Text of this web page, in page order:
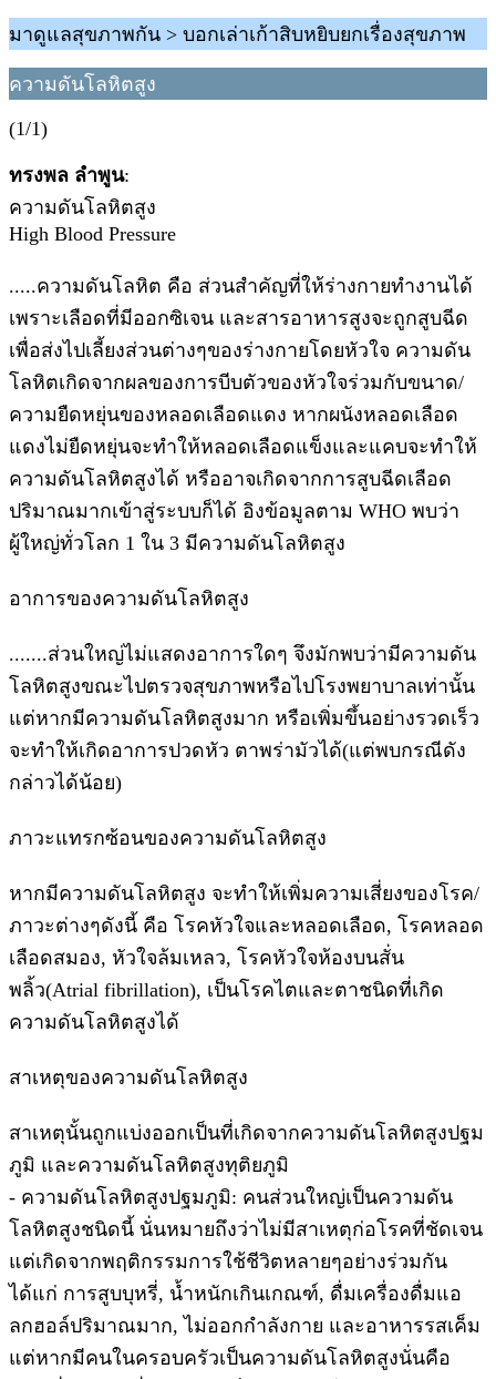
มาดูแลสุขภาพกัน > บอกเล่าเก้าสิบหยิบยกเรื่องสุขภาพ
ความดันโลหิตสูง
(1/1)
ทรงพล ลำพูน:
ความดันโลหิตสูง
High Blood Pressure
.....ความดันโลหิต คือ ส่วนสำคัญที่ให้ร่างกายทำงานได้
เพราะเลือดที่มีออกซิเจน และสารอาหารสูงจะถูกสูบฉีด
เพื่อส่งไปเลี้ยงส่วนต่างๆของร่างกายโดยหัวใจ ความดัน
โลหิตเกิดจากผลของการบีบตัวของหัวใจร่วมกับขนาด/
ความยืดหยุ่นของหลอดเลือดแดง หากผนังหลอดเลือด
แดงไม่ยืดหยุ่นจะทำให้หลอดเลือดแข็งและแคบจะทำให้
ความดันโลหิตสูงได้ หรืออาจเกิดจากการสูบฉีดเลือด
ปริมาณมากเข้าสู่ระบบก็ได้ อิงข้อมูลตาม WHO พบว่า
ผู้ใหญ่ทั่วโลก 1 ใน 3 มีความดันโลหิตสูง
อาการของความดันโลหิตสูง
.......ส่วนใหญ่ไม่แสดงอาการใดๆ จึงมักพบว่ามีความดัน
โลหิตสูงขณะไปตรวจสุขภาพหรือไปโรงพยาบาลเท่านั้น
แต่หากมีความดันโลหิตสูงมาก หรือเพิ่มขึ้นอย่างรวดเร็ว
จะทำให้เกิดอาการปวดหัว ตาพร่ามัวได้(แต่พบกรณีดัง
กล่าวได้น้อย)
ภาวะแทรกซ้อนของความดันโลหิตสูง
หากมีความดันโลหิตสูง จะทำให้เพิ่มความเสี่ยงของโรค/
ภาวะต่างๆดังนี้ คือ โรคหัวใจและหลอดเลือด, โรคหลอด
เลือดสมอง, หัวใจล้มเหลว, โรคหัวใจห้องบนสั่น
พลิ้ว(Atrial fibrillation), เป็นโรคไตและตาชนิดที่เกิด
ความดันโลหิตสูงได้
สาเหตุของความดันโลหิตสูง
สาเหตุนั้นถูกแบ่งออกเป็นที่เกิดจากความดันโลหิตสูงปฐม
ภูมิ และความดันโลหิตสูงทุติยภูมิ
- ความดันโลหิตสูงปฐมภูมิ: คนส่วนใหญ่เป็นความดัน
โลหิตสูงชนิดนี้ นั่นหมายถึงว่าไม่มีสาเหตุก่อโรคที่ชัดเจน
แต่เกิดจากพฤติกรรมการใช้ชีวิตหลายๆอย่างร่วมกัน
ได้แก่ การสูบบุหรี่, น้ำหนักเกินเกณฑ์, ดื่มเครื่องดื่มแอ
ลกฮอล์ปริมาณมาก, ไม่ออกกำลังกาย และอาหารรสเค็ม
แต่หากมีคนในครอบครัวเป็นความดันโลหิตสูงนั่นคือ